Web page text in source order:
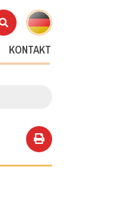
KONTAKT